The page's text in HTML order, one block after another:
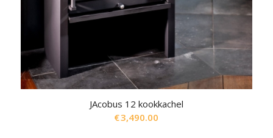
JAcobus 12 kookkachel
€3,490.00